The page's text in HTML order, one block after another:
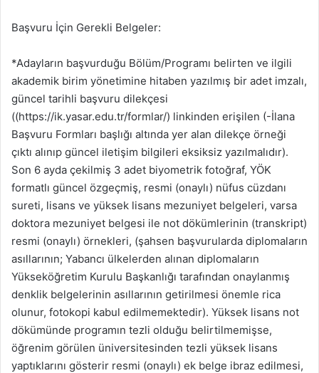
Başvuru İçin Gerekli Belgeler:
*Adayların başvurduğu Bölüm/Programı belirten ve ilgili
akademik birim yönetimine hitaben yazılmış bir adet imzalı,
güncel tarihli başvuru dilekçesi
((https://ik.yasar.edu.tr/formlar/) linkinden erişilen (-İlana
Başvuru Formları başlığı altında yer alan dilekçe örneği
çıktı alınıp güncel iletişim bilgileri eksiksiz yazılmalıdır).
Son 6 ayda çekilmiş 3 adet biyometrik fotoğraf, YÖK
formatlı güncel özgeçmiş, resmi (onaylı) nüfus cüzdanı
sureti, lisans ve yüksek lisans mezuniyet belgeleri, varsa
doktora mezuniyet belgesi ile not dökümlerinin (transkript)
resmi (onaylı) örnekleri, (şahsen başvurularda diplomaların
asıllarının; Yabancı ülkelerden alınan diplomaların
Yükseköğretim Kurulu Başkanlığı tarafından onaylanmış
denklik belgelerinin asıllarının getirilmesi önemle rica
olunur, fotokopi kabul edilmemektedir). Yüksek lisans not
dökümünde programın tezli olduğu belirtilmemişse,
öğrenim görülen üniversitesinden tezli yüksek lisans
yaptıklarını gösterir resmi (onaylı) ek belge ibraz edilmesi,